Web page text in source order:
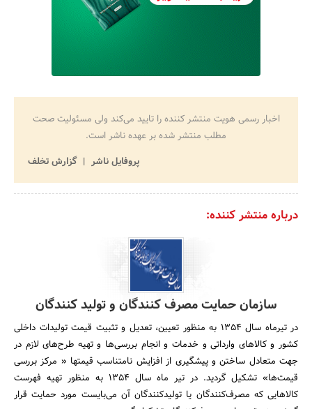
اخبار رسمی هویت منتشر کننده را تایید می‌کند ولی مسئولیت صحت
مطلب منتشر شده بر عهده ناشر است.
پروفایل ناشر
گزارش تخلف
درباره منتشر کننده:
سازمان حمایت مصرف کنندگان و تولید کنندگان
در تیرماه سال 1354 به منظور تعیین، تعدیل و تثبیت قیمت تولیدات داخلی
کشور و کالاهای وارداتی و خدمات و انجام بررسی‌ها و تهیه طرح‌های لازم در
جهت متعادل ساختن و پیشگیری از افزایش نامتناسب قیمتها « مرکز بررسی
قیمت‌ها» تشکیل گردید. در تیر ماه سال 1354 به منظور تهیه فهرست
کالاهایی که مصرف‌کنندگان یا تولیدکنندگان آن می‌بایست مورد حمایت قرار